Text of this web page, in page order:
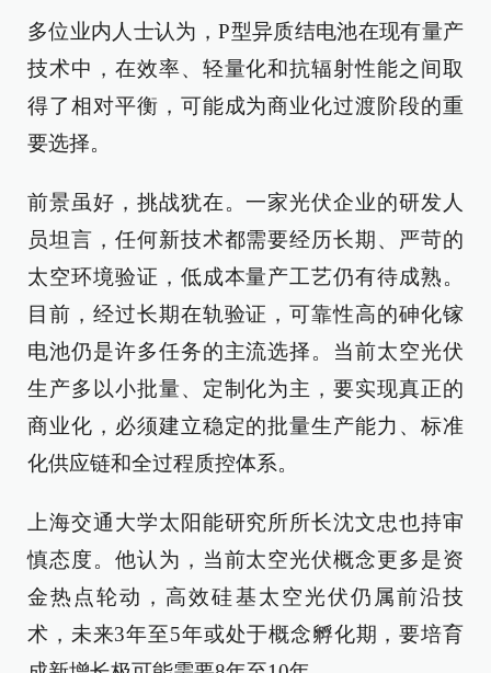
多位业内人士认为，P型异质结电池在现有量产
技术中，在效率、轻量化和抗辐射性能之间取
得了相对平衡，可能成为商业化过渡阶段的重
要选择。
前景虽好，挑战犹在。一家光伏企业的研发人
员坦言，任何新技术都需要经历长期、严苛的
太空环境验证，低成本量产工艺仍有待成熟。
目前，经过长期在轨验证，可靠性高的砷化镓
电池仍是许多任务的主流选择。当前太空光伏
生产多以小批量、定制化为主，要实现真正的
商业化，必须建立稳定的批量生产能力、标准
化供应链和全过程质控体系。
上海交通大学太阳能研究所所长沈文忠也持审
慎态度。他认为，当前太空光伏概念更多是资
金热点轮动，高效硅基太空光伏仍属前沿技
术，未来3年至5年或处于概念孵化期，要培育